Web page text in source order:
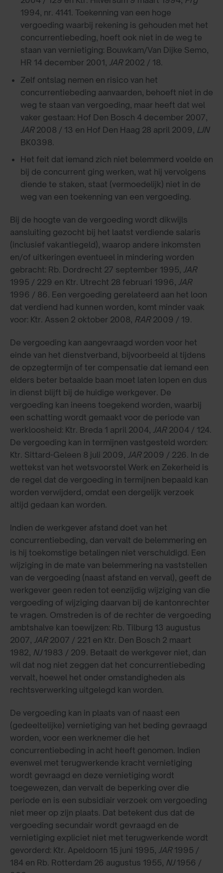
1994, nr. 4141. Toekenning van een hoge
vergoeding waarbij rekening is gehouden met het
concurrentiebeding, hoeft ook niet in de weg te
staan van vernietiging: Bouwkam/Van Dijke Semo,
HR 14 december 2001, JAR2002 / 18.
Zelf ontslag nemen en risico van het
concurrentiebeding aanvaarden, behoeft niet in de
weg te staan van vergoeding, maar heeft dat wel
vaker gestaan: Hof Den Bosch 4 december 2007,
JAR2008 / 13 en Hof Den Haag 28 april 2009, LJN
BK0398.
Het feit dat iemand zich niet belemmerd voelde en
bij de concurrent ging werken, wat hij vervolgens
diende te staken, staat (vermoedelijk) niet in de
weg van een toekenning van een vergoeding.
Bij de hoogte van de vergoeding wordt dikwijls
aansluiting gezocht bij het laatst verdiende salaris
(inclusief vakantiegeld), waarop andere inkomsten
en/of uitkeringen eventueel in mindering worden
gebracht: Rb. Dordrecht 27 september 1995, JAR
1995 / 229 en Ktr. Utrecht 28 februari 1996, JAR
1996 / 86. Een vergoeding gerelateerd aan het loon
dat verdiend had kunnen worden, komt minder vaak
voor: Ktr. Assen 2 oktober 2008, RAR 2009 / 19.
De vergoeding kan aangevraagd worden voor het
einde van het dienstverband, bijvoorbeeld al tijdens
de opzegtermijn of ter compensatie dat iemand een
elders beter betaalde baan moet laten lopen en dus
in dienst blijft bij de huidige werkgever. De
vergoeding kan ineens toegekend worden, waarbij
een schatting wordt gemaakt voor de periode van
werkloosheid: Ktr. Breda 1 april 2004, JAR2004 / 124.
De vergoeding kan in termijnen vastgesteld worden:
Ktr. Sittard-Geleen 8 juli 2009, JAR2009 / 226. In de
wettekst van het wetsvoorstel Werk en Zekerheid is
de regel dat de vergoeding in termijnen bepaald kan
worden verwijderd, omdat een dergelijk verzoek
altijd gedaan kan worden.
Indien de werkgever afstand doet van het
concurrentiebeding, dan vervalt de belemmering en
is hij toekomstige betalingen niet verschuldigd. Een
wijziging in de mate van belemmering na vaststellen
van de vergoeding (naast afstand en verval), geeft de
werkgever geen reden tot eenzijdig wijziging van die
vergoeding of wijziging daarvan bij de kantonrechter
te vragen. Omstreden is of de rechter de vergoeding
ambtshalve kan toewijzen: Rb. Tilburg 13 augustus
2007, JAR2007 / 221 en Ktr. Den Bosch 2 maart
1982, NJ1983 / 209. Betaalt de werkgever niet, dan
wil dat nog niet zeggen dat het concurrentiebeding
vervalt, hoewel het onder omstandigheden als
rechtsverwerking uitgelegd kan worden.
De vergoeding kan in plaats van of naast een
(gedeeltelijke) vernietiging van het beding gevraagd
worden, voor een werknemer die het
concurrentiebeding in acht heeft genomen. Indien
evenwel met terugwerkende kracht vernietiging
wordt gevraagd en deze vernietiging wordt
toegewezen, dan vervalt de beperking over die
periode en is een subsidiair verzoek om vergoeding
niet meer op zijn plaats. Dat betekent dus dat de
vergoeding secundair wordt gevraagd en de
vernietiging expliciet niet met terugwerkende wordt
gevorderd: Ktr. Apeldoorn 15 juni 1995, JAR1995 /
184 en Rb. Rotterdam 26 augustus 1955, NJ1956 /